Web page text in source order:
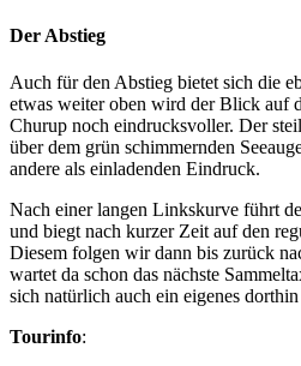
Der Abstieg
Auch für den Abstieg bietet sich die
etwas weiter oben wird der Blick auf
Churup noch eindrucksvoller. Der
über dem grün schimmernden
andere als einladenden Eindruck.
Nach einer langen Linkskurve führt
und biegt nach kurzer Zeit auf den
Diesem folgen wir dann bis zurück
wartet da schon das nächste
sich natürlich auch ein eigenes dorthin
Tourinfo: